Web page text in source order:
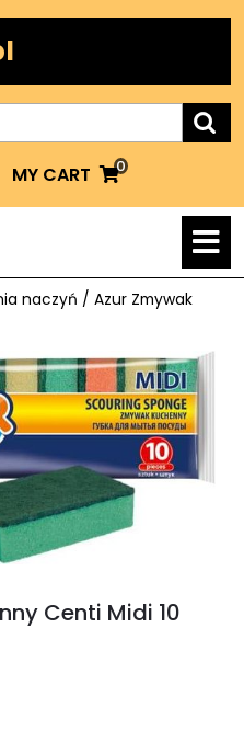
MY CART
MY
0
naczyń / Azur Zmywak
Centi Midi 10